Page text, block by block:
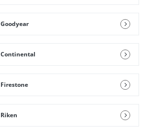
Goodyear
Continental
Firestone
Riken